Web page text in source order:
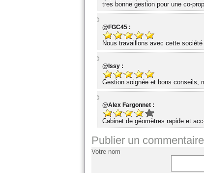
tres bonne gestion pour une co-
@FGC45 :
Nous travaillons avec cette
@Issy :
Gestion soignée et bons conseils,
@Alex Fargonnet :
Cabinet de géomètres rapide et
Publier un commentaire
Votre nom